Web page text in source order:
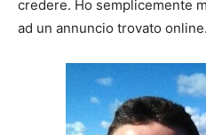
credere. Ho semplicemente
ad un annuncio trovato online.